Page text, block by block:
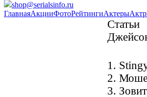
shop@serialsinfo.ru
ГлавнаяАкцииФотоРейтингиАктеры
Статьи
1.
2.
3.